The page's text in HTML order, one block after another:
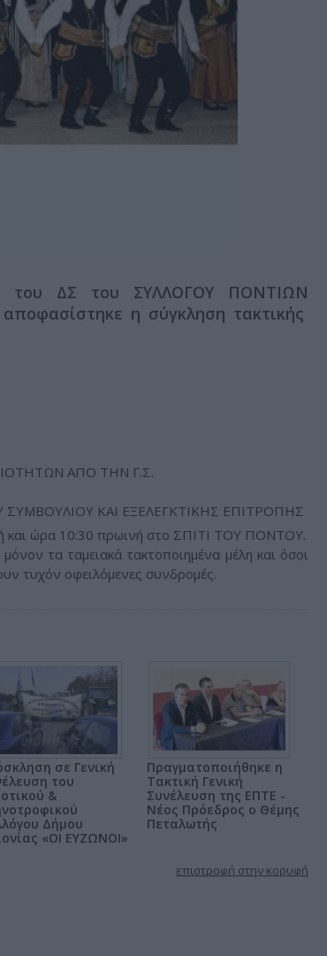
του ΔΣ του ΣΥΛΛΟΓΟΥ ΠΟΝΤΙΩΝ
η σύγκληση τακτικής
ΑΠΟ ΤΗΝ Γ.Σ.
ΣΥΜΒΟΥΛΙΟΥ ΚΑΙ ΕΞΕΛΕΓΚΤΙΚΗΣ ΕΠΙΤΡΟΠΗΣ
και ώρα 10:30 πρωινή στο ΣΠΙΤΙ ΤΟΥ ΠΟΝΤΟΥ.
τα ταμειακά τακτοποιημένα μέλη και όσοι
τυχόν οφειλόμενες συνδρομές.
σε Γενική
του
&
Δήμου
«ΟΙ ΕΥΖΩΝΟΙ»
Πραγματοποιήθηκε η
Τακτική Γενική
Συνέλευση της ΕΠΤΕ -
Νέος Πρόεδρος ο Θέμης
Πεταλωτής
επιστροφή στην κορυφή